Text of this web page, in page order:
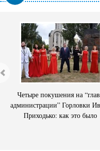
Четыре покушения на
администрации” Горловки
Приходько: как это было